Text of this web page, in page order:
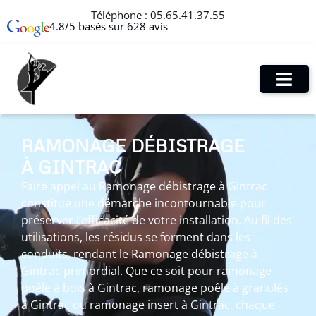
Téléphone : 05.65.41.37.55
4.8/5 basés sur 628 avis
RAMONAGE DÉBISTRAGE
À GINTRAC
Faire appel au Ramonage débistrage à Gintrac
constitue une démarche incontournable pour
préserver l’efficacité de votre installation. Au fil des
utilisations, les résidus se forment dans les
conduits, rendant le Ramonage débistrage à
Gintrac primordial. Que ce soit pour ramonage
poêle à bois à Gintrac, ramonage poêle à granulés
à Gintrac ou ramonage insert à Gintrac, chaque